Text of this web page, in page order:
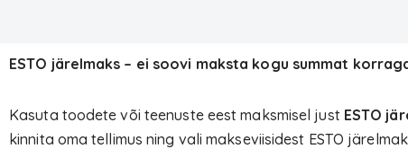
ESTO järelmaks – ei soovi maksta kogu summat
Kasuta toodete või teenuste eest maksmisel just ESTO
kinnita oma tellimus ning vali makseviisidest ESTO